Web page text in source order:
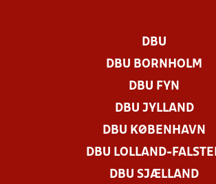
DBU
DBU BORNHOLM
DBU FYN
DBU JYLLAND
DBU KØBENHAVN
DBU LOLLAND-
DBU SJÆLLAND